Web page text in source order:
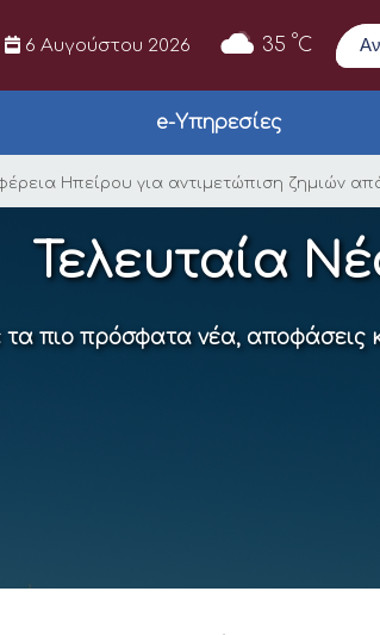
6 Αυγούστου 2026 35 °C
e-Υπηρεσίες
από την
Ηπείρου για αντιμετώπιση ζημιών
Τελευταία
πιο πρόσφατα νέα, αποφάσεις